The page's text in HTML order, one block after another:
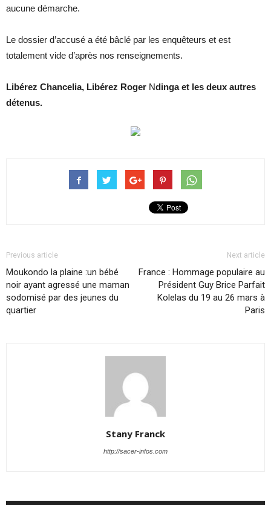
aucune démarche.
Le dossier d’accusé a été bâclé par les enquêteurs et est
totalement vide d’après nos renseignements.
Libérez Chancelia, Libérez Roger Ndinga et les deux autres
détenus.
Previous article
Moukondo la plaine :un bébé
noir ayant agressé une maman
sodomisé par des jeunes du
quartier
Next article
France : Hommage populaire au
Président Guy Brice Parfait
Kolelas du 19 au 26 mars à
Paris
Stany Franck
http://sacer-infos.com